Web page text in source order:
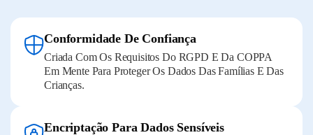
Conformidade De Confiança
Criada Com Os Requisitos Do RGPD E Da COPPA
Em Mente Para Proteger Os Dados Das Famílias E Das
Crianças.
Encriptação Para Dados Sensíveis